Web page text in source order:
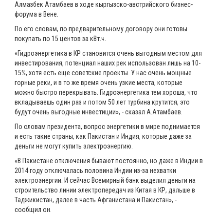
Алмазбек Атамбаев в ходе кыргызско-австрийского бизнес-
форума в Вене.
По его словам, по предварительному договору они готовы
покупать по 15 центов за кВт.ч.
«Гидроэнергетика в КР становится очень выгодным местом для
инвестирования, потенциал наших рек использован лишь на 10-
15%, хотя есть еще советские проекты. У нас очень мощные
горные реки, и в то же время очень узкие места, которые
можно быстро перекрывать. Гидроэнергетика тем хороша, что
вкладываешь один раз и потом 50 лет турбина крутится, это
будут очень выгодные инвестиции», - сказал А.Атамбаев.
По словам президента, вопрос энергетики в мире поднимается
и есть такие страны, как Пакистан и Индия, которые даже за
деньги не могут купить электроэнергию.
«В Пакистане отключения бывают постоянно, но даже в Индии в
2014 году отключалась половина Индии из-за нехватки
электроэнергии. И сейчас Всемирный банк выделил деньги на
строительство линии электропередач из Китая в КР, дальше в
Таджикистан, далее в часть Афганистана и Пакистан», -
сообщил он.